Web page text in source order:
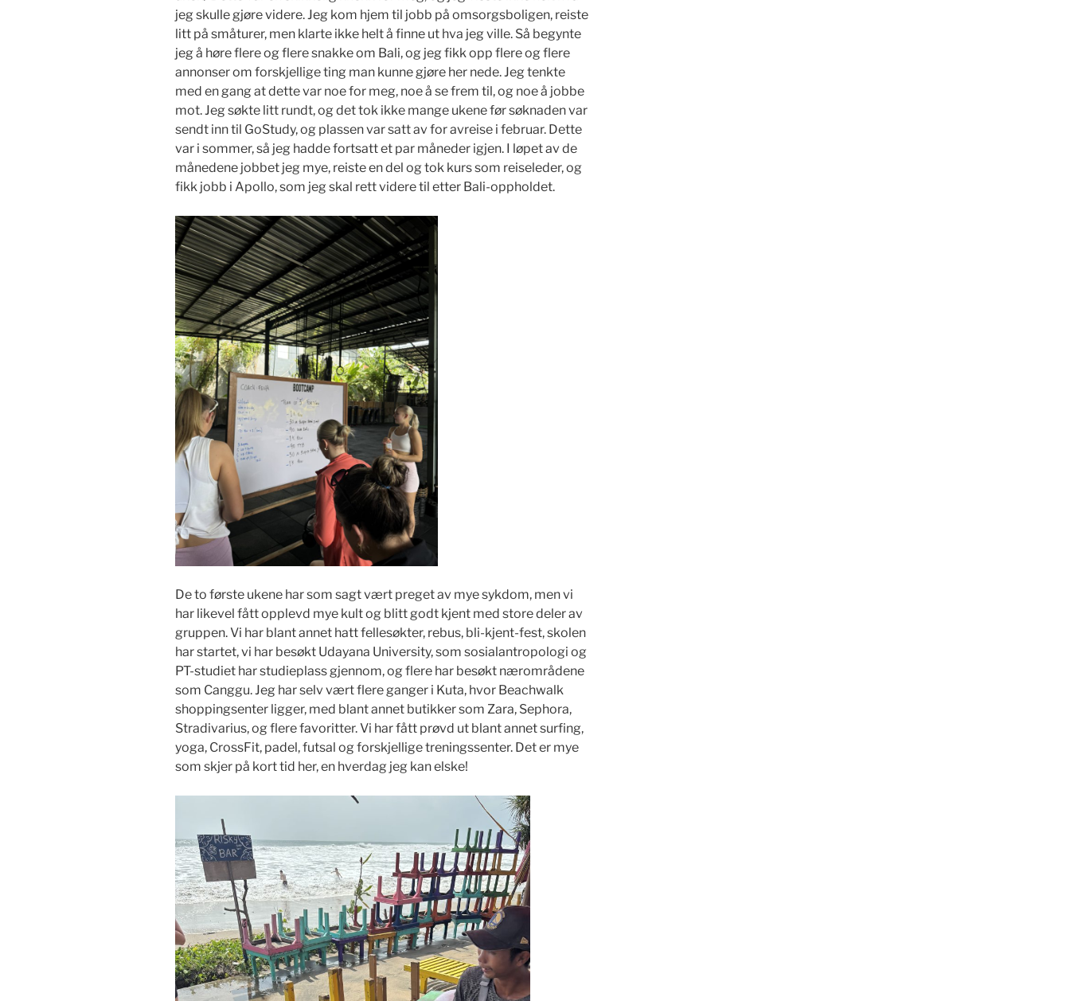
jeg skulle gjøre videre. Jeg kom hjem til jobb på omsorgsboligen, reiste
litt på småturer, men klarte ikke helt å finne ut hva jeg ville. Så begynte
jeg å høre flere og flere snakke om Bali, og jeg fikk opp flere og flere
annonser om forskjellige ting man kunne gjøre her nede. Jeg tenkte
med en gang at dette var noe for meg, noe å se frem til, og noe å jobbe
mot. Jeg søkte litt rundt, og det tok ikke mange ukene før søknaden var
sendt inn til GoStudy, og plassen var satt av for avreise i februar. Dette
var i sommer, så jeg hadde fortsatt et par måneder igjen. I løpet av de
månedene jobbet jeg mye, reiste en del og tok kurs som reiseleder, og
fikk jobb i Apollo, som jeg skal rett videre til etter Bali-oppholdet.
De to første ukene har som sagt vært preget av mye sykdom, men vi
har likevel fått opplevd mye kult og blitt godt kjent med store deler av
gruppen. Vi har blant annet hatt fellesøkter, rebus, bli-kjent-fest, skolen
har startet, vi har besøkt Udayana University, som sosialantropologi og
PT-studiet har studieplass gjennom, og flere har besøkt nærområdene
som Canggu. Jeg har selv vært flere ganger i Kuta, hvor Beachwalk
shoppingsenter ligger, med blant annet butikker som Zara, Sephora,
Stradivarius, og flere favoritter. Vi har fått prøvd ut blant annet surfing,
yoga, CrossFit, padel, futsal og forskjellige treningssenter. Det er mye
som skjer på kort tid her, en hverdag jeg kan elske!